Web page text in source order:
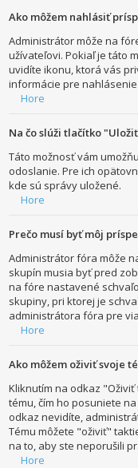
Ako môžem nahlásiť
Administrátor môže na
užívateľovi. Pokiaľ je táto
uvidíte ikonu, ktorá vás
informácie pre
Hore
Na čo slúži tlačítko
Táto možnosť vám
odoslanie. Pre ich
kde sú správy uložené.
Hore
Prečo musí byť môj
Administrátor fóra môže
skupín musia byť pred
na fóre nastavené
skupiny, pri ktorej je
administrátora fóra pre
Hore
Ako môžem oživiť svoje
Kliknutím na odkaz
tému, čím ho posuniete
odkaz nevidíte,
Tému môžete "oživiť"
na to, aby ste neporušili
Hore